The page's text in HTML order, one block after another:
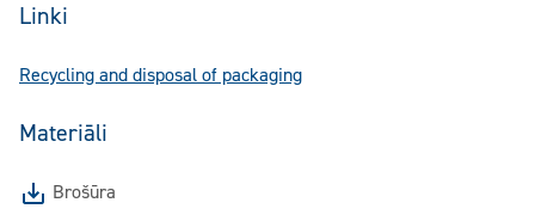
Linki
Recycling and disposal of packaging
Materiāli
Brošūra